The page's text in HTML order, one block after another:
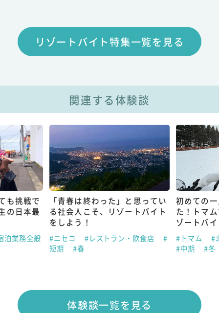
リゾートバイト特集一覧を見る
関連する体験談
も挑戦で
の日本最
泊業務全般
「青春は終わった」と思ってい
る社会人こそ、リゾートバイト
をしよう！
#ニセコ #レストラン・飲食店
#
短期
#春
初めての
た！トマ
ゾートバ
#トマム
#
#中期
#冬
体験談一覧を見る